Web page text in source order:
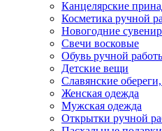
Канцелярские
Косметика ручной
Новогодние
Свечи восковые
Обувь ручной
Детские вещи
Славянские
Женская одежда
Мужская одежда
Открытки ручной